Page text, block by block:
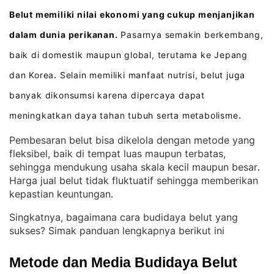
Belut memiliki nilai ekonomi yang cukup menjanjikan
dalam dunia perikanan. Pasarnya semakin berkembang,
baik di domestik maupun global, terutama ke Jepang
dan Korea. Selain memiliki manfaat nutrisi, belut juga
banyak dikonsumsi karena dipercaya dapat
meningkatkan daya tahan tubuh serta metabolisme.
Pembesaran belut bisa dikelola dengan metode yang
fleksibel, baik di tempat luas maupun terbatas,
sehingga mendukung usaha skala kecil maupun besar
Harga jual belut tidak fluktuatif sehingga memberikan
kepastian keuntungan.
Singkatnya, bagaimana cara budidaya belut yang
sukses? Simak panduan lengkapnya berikut ini
Metode dan Media Budidaya Belut